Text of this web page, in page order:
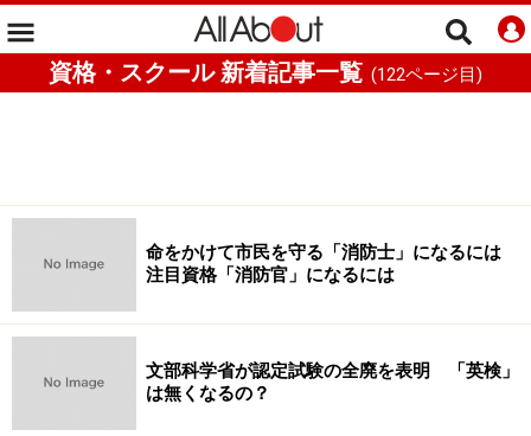
資格・スクール 新着記事一覧 (122ページ目)
命をかけて市民を守る「消防士」になるには
注目資格「消防官」になるには
文部科学省が認定試験の全廃を表明 「英検」
は無くなるの？